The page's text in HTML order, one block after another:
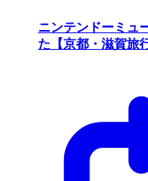
ニンテンドーミュ
た【京都・滋賀旅